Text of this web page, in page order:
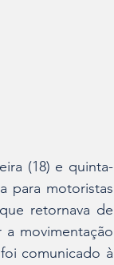
(18) e quinta-
para motoristas
retornava de
movimentação
comunicado à